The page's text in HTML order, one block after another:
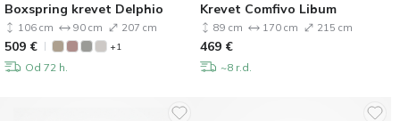
Boxspring krevet Delphio
106 cm 90 cm 207 cm
509 € +1
Od 72 h.
Krevet Comfivo Libum
89 cm 170 cm 215 cm
469 €
~8 r.d.